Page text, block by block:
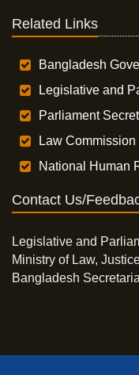
Related Links
Bangladesh
Legislative and
Parliament
Law Commission
National Human
Contact Us/
Legislative and
Ministry of Law,
Bangladesh